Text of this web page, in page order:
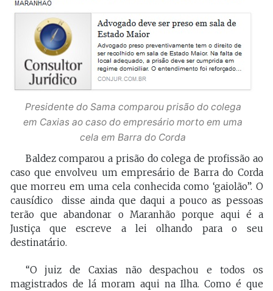
Presidente do Sama comparou prisão do colega
em Caxias ao caso do empresário morto em uma
cela em Barra do Corda
Baldez comparou a prisão do colega de profissão ao
caso que envolveu um empresário de Barra do Corda
que morreu em uma cela conhecida como ‘gaiolão”. O
causídico disse ainda que daqui a pouco as pessoas
terão que abandonar o Maranhão porque aqui é a
Justiça que escreve a lei olhando para o seu
destinatário.
“O juiz de Caxias não despachou e todos os
magistrados de lá moram aqui na Ilha. Como é que